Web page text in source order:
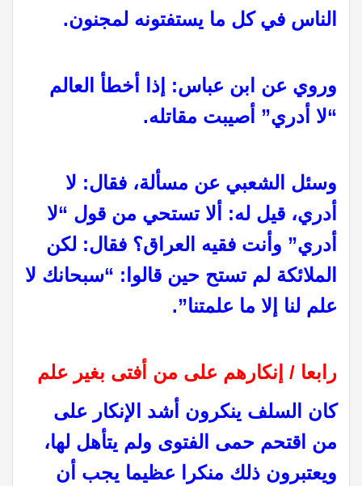
الناس في كل ما يستفتونه لمجنون.
وروي عن ابن عباس: إذا أخطأ العالم
“لا أدري” أصيبت مقاتله.
وسئل الشعبي عن مسألة، فقال: لا
أدري، قيل له: ألا تستحي من قول “لا
أدري” وأنت فقيه العراق؟ فقال: لكن
الملائكة لم تستح حين قالوا: “سبحانك لا
علم لنا إلا ما علمتنا”.
رابعا / إنكارهم على من أفتى بغير علم
كان السلف ينكرون أشد الإنكار على
من اقتحم حمى الفتوى ولم يتأهل لها،
ويعتبرون ذلك منكرا عظيما يجب أن